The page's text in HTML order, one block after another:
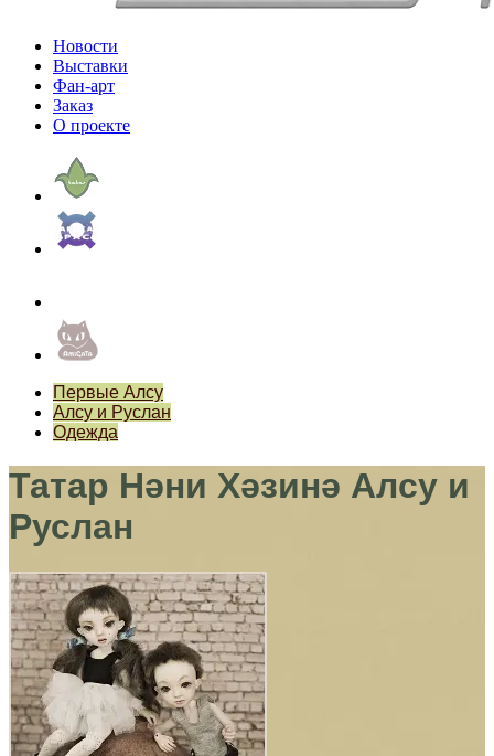
Новости
Выставки
Фан-арт
Заказ
О проекте
Первые Алсу
Алсу и Руслан
Одежда
Татар Нәни Хәзинә Алсу и
Руслан